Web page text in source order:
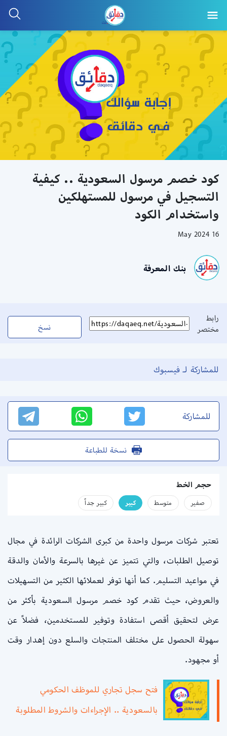
كود خصم مرسول السعودية .. كيفية
التسجيل في مرسول للمستهلكين
واستخدام الكود
16 May 2024
بنك المعرفة
رابط
مختصر
نسخ
للمشاركة لـ فيسبوك
للمشاركة
نسخة للطباعة
حجم الخط
صفير متوسط كبير كبير جداً
تعتبر شركات مرسول واحدة من كبرى الشركات الرائدة في مجال
توصيل الطلبات، والتي تتميز عن غيرها بالسرعة والأمان والدقة
في مواعيد التسليم. كما أنها توفر لعملائها الكثير من التسهيلات
والعروض، حيث تقدم كود خصم مرسول السعودية بأكثر من
عرض لتحقيق أقصى استفادة وتوفير للمستخدمين، فضلاً عن
سهولة الحصول على مختلف المنتجات والسلع دون إهدار وقت
أو مجهود.
فتح سجل تجاري للموظف الحكومي
بالسعودية .. الإجراءات والشروط المطلوبة